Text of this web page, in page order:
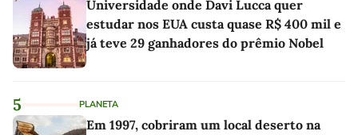
Universidade onde Davi Lucca quer
estudar nos EUA custa quase R$ 400 mil e
já teve 29 ganhadores do prêmio Nobel
5 PLANETA
Em 1997, cobriram um local deserto na